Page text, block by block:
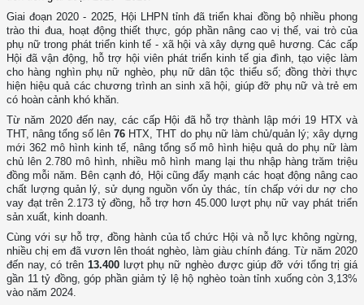
Giai đoạn 2020 - 2025, Hội LHPN tỉnh đã triển khai đồng bộ nhiều phong
trào thi đua, hoạt động thiết thực, góp phần nâng cao vị thế, vai trò của
phụ nữ trong phát triển kinh tế - xã hội và xây dựng quê hương. Các cấp
Hội đã vận động, hỗ trợ hội viên phát triển kinh tế gia đình, tạo việc làm
cho hàng nghìn phụ nữ nghèo, phụ nữ dân tộc thiểu số; đồng thời thực
hiện hiệu quả các chương trình an sinh xã hội, giúp đỡ phụ nữ và trẻ em
có hoàn cảnh khó khăn.
Từ năm 2020 đến nay, các cấp Hội đã hỗ trợ thành lập mới 19 HTX và
THT, nâng tổng số lên76 HTX, THT do phụ nữ làm chủ/quản lý; xây dựng
mới 362 mô hình kinh tế, nâng tổng số mô hình hiệu quả do phụ nữ làm
chủ lên 2.780 mô hình, nhiều mô hình mang lại thu nhập hàng trăm triệu
đồng mỗi năm. Bên cạnh đó, Hội cũng đẩy mạnh các hoạt động nâng cao
chất lượng quản lý, sử dụng nguồn vốn ủy thác, tín chấp với dư nợ cho
vay đạt trên 2.173 tỷ đồng, hỗ trợ hơn 45.000 lượt phụ nữ vay phát triển
sản xuất, kinh doanh.
Cùng với sự hỗ trợ, đồng hành của tổ chức Hội và nỗ lực không ngừng,
nhiều chị em đã vươn lên thoát nghèo, làm giàu chính đáng. Từ năm 2020
đến nay, có trên 13.400lượt phụ nữ nghèo được giúp đỡ với tổng trị giá
gần 11 tỷ đồng, góp phần giảm tỷ lệ hộ nghèo toàn tỉnh xuống còn 3,13%
vào năm 2024.